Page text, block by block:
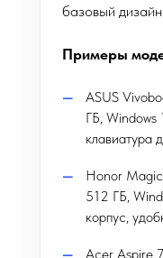
базовый
Примеры
ASUS
ГБ, Windows
клавиатура
Honor
512 ГБ,
корпус,
Acer Aspire